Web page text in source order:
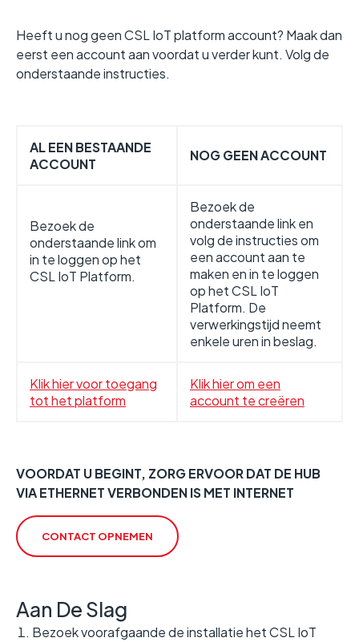
Heeft u nog geen CSL IoT platform account? Maak dan
eerst een account aan voordat u verder kunt. Volg de
onderstaande instructies.
AL EEN BESTAANDE
ACCOUNT
NOG GEEN ACCOUNT
Bezoek de
onderstaande link om
in te loggen op het
CSL IoT Platform.
Bezoek de
onderstaande link en
volg de instructies om
een account aan te
maken en in te loggen
op het CSL IoT
Platform. De
verwerkingstijd neemt
enkele uren in beslag.
Klik hier voor toegang
tot het platform
Klik hier om een
account te creëren
VOORDAT U BEGINT, ZORG ERVOOR DAT DE HUB
VIA ETHERNET VERBONDEN IS MET INTERNET
CONTACT OPNEMEN
Aan De Slag
Bezoek voorafgaande de installatie het CSL IoT